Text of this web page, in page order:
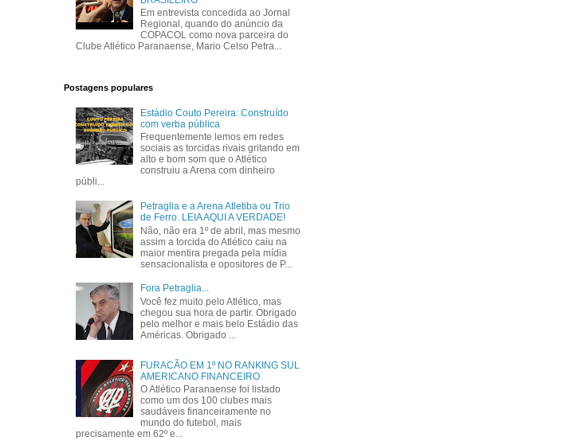
Em entrevista concedida ao Jornal
Regional, quando do anúncio da
COPACOL como nova parceira do
Clube Atlético Paranaense, Mario Celso Petra...
Postagens populares
Estádio Couto Pereira: Construído
com verba pública
Frequentemente lemos em redes
sociais as torcidas rivais gritando em
alto e bom som que o Atlético
construiu a Arena com dinheiro
públi...
Petraglia e a Arena Atletiba ou Trio
de Ferro. LEIA AQUI A VERDADE!
Não, não era 1º de abril, mas mesmo
assim a torcida do Atlético caiu na
maior mentira pregada pela mídia
sensacionalista e opositores de P...
Fora Petraglia...
Você fez muito pelo Atlético, mas
chegou sua hora de partir. Obrigado
pelo melhor e mais belo Estádio das
Américas. Obrigado ...
FURACÃO EM 1º NO RANKING SUL
AMERICANO FINANCEIRO
O Atlético Paranaense foi listado
como um dos 100 clubes mais
saudáveis financeiramente no
mundo do futebol, mais
precisamente em 62º e...